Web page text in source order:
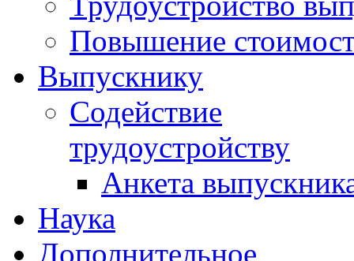
Повышение
Выпускнику
Содействие
трудоустройству
Анкета
Наука
Дополнительное